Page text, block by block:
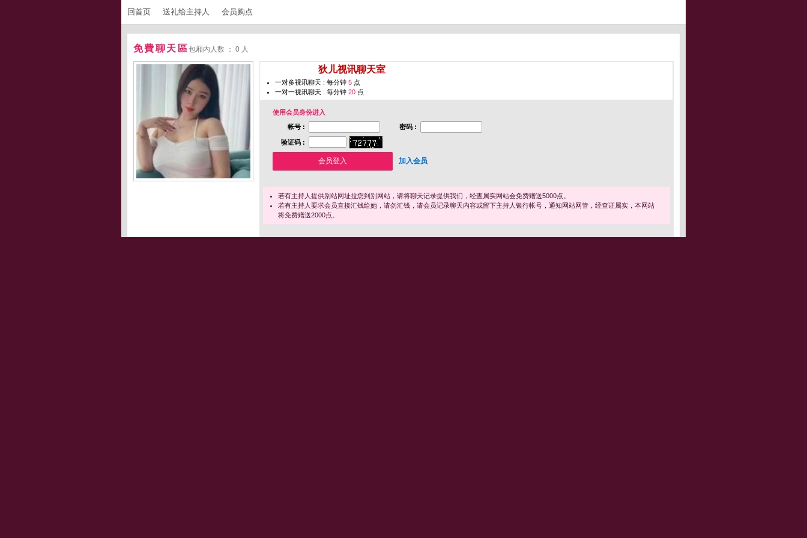
回首页 送礼给主持人 会员购点
免費聊天區包厢内人数 ： 0 人
狄儿视讯聊天室
一对多视讯聊天 : 每分钟 5 点
一对一视讯聊天 : 每分钟 20 点
使用会员身份进入
帐号 :
密码 :
验证码 :
加入会员
若有主持人提供别站网址拉您到别网站，请将聊天记录提供我们，经查属实网站会免费赠送5000点。
若有主持人要求会员直接汇钱给她，请勿汇钱，请会员记录聊天内容或留下主持人银行帐号，通知网站网管，经查证属实，本网站
将免费赠送2000点。